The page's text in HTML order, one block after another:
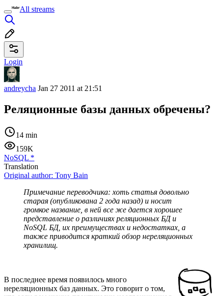
All streams
Login
andreycha Jan 27 2011 at 21:51
Реляционные базы данных обречены?
14 min
159K
NoSQL *
Translation
Original author: Tony Bain
Примечание переводчика: хоть статья довольно
старая (опубликована 2 года назад) и носит
громкое название, в ней все же дается хорошее
представление о различиях реляционных БД и
NoSQL БД, их преимуществах и недостатках, а
также приводится краткий обзор нереляционных
хранилищ.
В последнее время появилось много
нереляционных баз данных. Это говорит о том,